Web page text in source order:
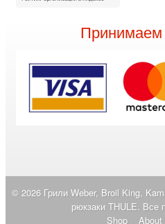
Принимаем
© 2026 Грили Weber, Broil King,
рюкзаки THULE. Все
Shop
About